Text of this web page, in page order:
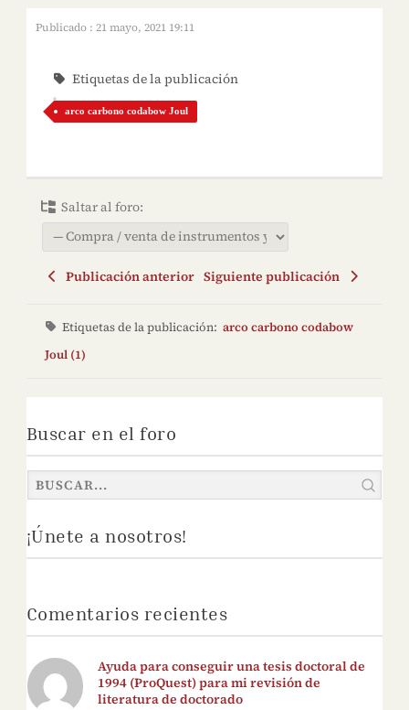
Publicado : 21 mayo, 2021 19:11
Etiquetas de la publicación
arco carbono codabow Joul
Saltar al foro:
Publicación anterior Siguiente publicación
Etiquetas de la publicación:arco carbono codabow
Joul (1)
Buscar en el foro
¡Únete a nosotros!
Comentarios recientes
Ayuda para conseguir una tesis doctoral de
1994 (ProQuest) para mi revisión de
literatura de doctorado